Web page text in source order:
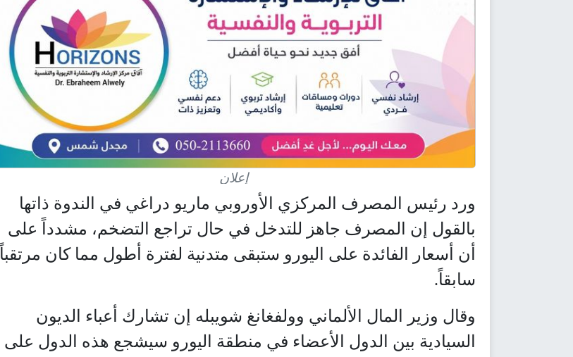
إعلان
ورد رئيس المصرف المركزي الأوروبي ماريو دراغي في الندوة ذاتها
بالقول إن المصرف جاهز للتدخل في حال تراجع التضخم، مشدداً على
أن أسعار الفائدة على اليورو ستبقى متدنية لفترة أطول مما كان مرتقباً
سابقاً.
وقال وزير المال الألماني وولفغانغ شويبله إن تشارك أعباء الديون
السيادية بين الدول الأعضاء في منطقة اليورو سيشجع هذه الدول على